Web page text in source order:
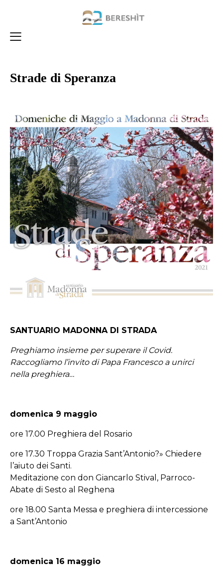
Strade di Speranza
SANTUARIO MADONNA DI STRADA
Preghiamo insieme per superare il Covid.
Raccogliamo l’invito di Papa Francesco a unirci
nella preghiera…
domenica 9 maggio
ore 17.00 Preghiera del Rosario
ore 17.30 Troppa Grazia Sant’Antonio?» Chiedere
l’aiuto dei Santi.
Meditazione con don Giancarlo Stival, Parroco-
Abate di Sesto al Reghena
ore 18.00 Santa Messa e preghiera di intercessione
a Sant’Antonio
domenica 16 maggio